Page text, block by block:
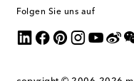
Folgen Sie uns auf